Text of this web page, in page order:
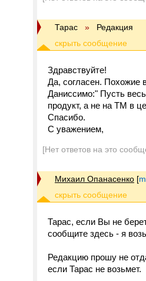
Тарас » Редакция
Здравствуйте!
Да, согласен. Похожие
Даниссимо:" Пусть
продукт, а не на ТМ в
Спасибо.
С уважением,
[Нет ответов на это
Михаил Опанасенко [
Тарас, если Вы не
сообщите здесь - я
Редакцию прошу не
если Тарас не возьмет.